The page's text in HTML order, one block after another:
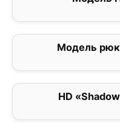
Модель
HD